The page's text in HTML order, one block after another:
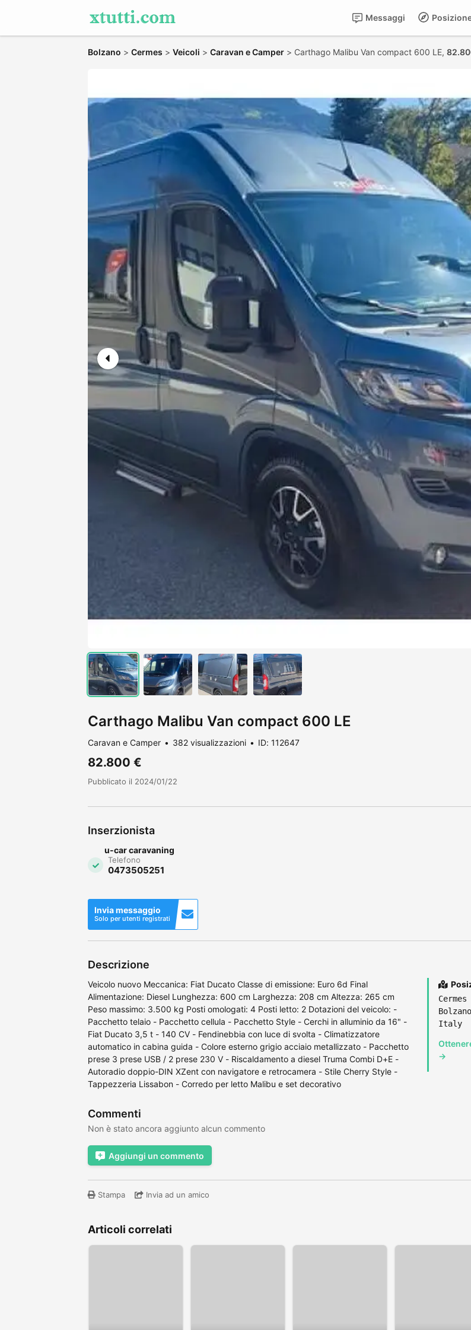
Messaggi
Bolzano > Cermes > Veicoli > Caravan e Camper > Carthago Malibu Van compact 600 LE,
Carthago Malibu Van compact 600 LE
Caravan e Camper 382 visualizzazioni ID: 112647
82.800 €
Pubblicato il 2024/01/22
Inserzionista
u-car caravaning
Telefono
0473505251
Invia messaggio
Solo per utenti registrati
Descrizione
Veicolo nuovo Meccanica: Fiat Ducato Classe di emissione: Euro 6d Final
Alimentazione: Diesel Lunghezza: 600 cm Larghezza: 208 cm Altezza: 265 cm
Peso massimo: 3.500 kg Posti omologati: 4 Posti letto: 2 Dotazioni del veicolo: -
Pacchetto telaio - Pacchetto cellula - Pacchetto Style - Cerchi in alluminio da 16" -
Fiat Ducato 3,5 t - 140 CV - Fendinebbia con luce di svolta - Climatizzatore
automatico in cabina guida - Colore esterno grigio acciaio metallizzato - Pacchetto
prese 3 prese USB / 2 prese 230 V - Riscaldamento a diesel Truma Combi D+E -
Autoradio doppio-DIN XZent con navigatore e retrocamera - Stile Cherry Style -
Tappezzeria Lissabon - Corredo per letto Malibu e set decorativo
Cermes
Bolzano
Italy
→
Commenti
Non è stato ancora aggiunto alcun commento
Aggiungi un commento
Stampa Invia ad un amico
Articoli correlati